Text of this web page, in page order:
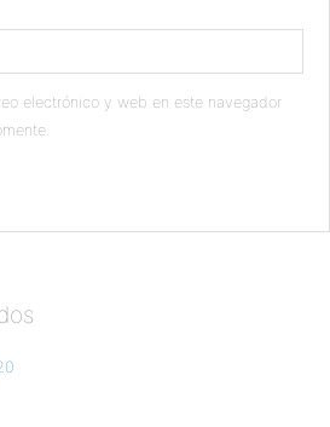
electrónico y web en este navegador